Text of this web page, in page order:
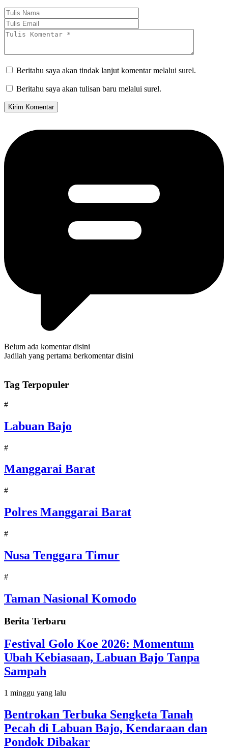
Beritahu saya akan tindak lanjut komentar melalui surel.
Beritahu saya akan tulisan baru melalui surel.
Belum ada komentar disini
Jadilah yang pertama berkomentar disini
Tag Terpopuler
#
Labuan Bajo
#
Manggarai Barat
#
Polres Manggarai Barat
#
Nusa Tenggara Timur
#
Taman Nasional Komodo
Berita Terbaru
Festival Golo Koe 2026: Momentum
Ubah Kebiasaan, Labuan Bajo Tanpa
Sampah
1 minggu yang lalu
Bentrokan Terbuka Sengketa Tanah
Pecah di Labuan Bajo, Kendaraan dan
Pondok Dibakar